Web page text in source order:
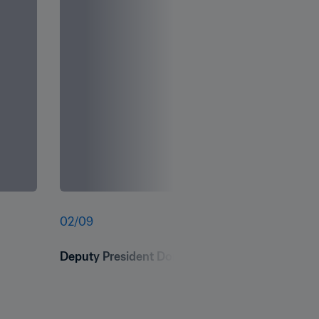
02/09
Deputy President Doris Petra